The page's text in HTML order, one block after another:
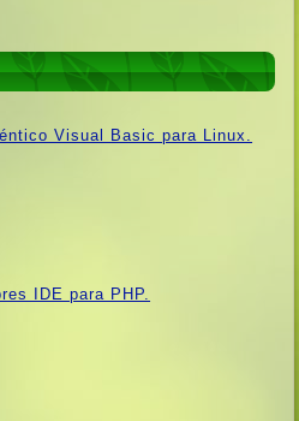
Visual Basic para Linux.
IDE para PHP.